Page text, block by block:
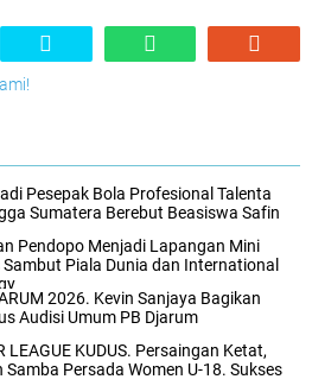
Pesepak Bola Profesional Talenta
Sumatera Berebut Beasiswa Safin
Pendopo Menjadi Lapangan Mini
Piala Dunia dan International
2026. Kevin Sanjaya Bagikan
Audisi Umum PB Djarum
LEAGUE KUDUS. Persaingan Ketat,
Samba Persada Women U-18. Sukses